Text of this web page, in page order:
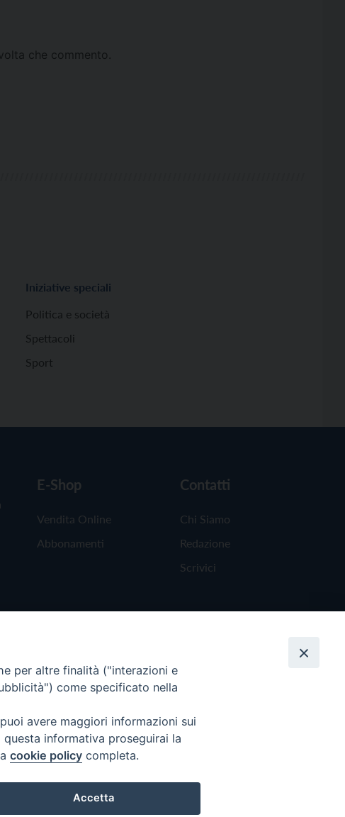
che commento.
Iniziative speciali
Politica e società
Spettacoli
Sport
E-Shop
Vendita Online
Abbonamenti
Contatti
Chi Siamo
Redazione
Scrivici
per altre finalità ("interazioni e
come specificato nella
avere maggiori informazioni sui
informativa proseguirai la
cookie policy completa.
Accetta